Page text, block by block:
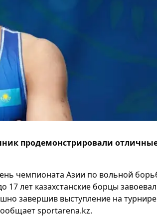
продемонстрировали
чемпионата Азии по вольной
17 лет казахстанские борцы
завершив выступление на
sportarena.kz.